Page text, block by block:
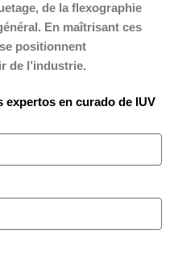
de la flexographie
En maîtrisant ces
positionnent
de l’industrie.
expertos en curado de IUV